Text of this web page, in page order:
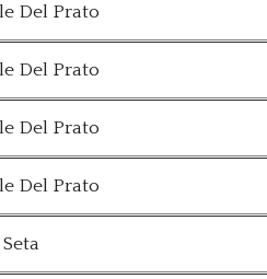
Del Prato
Del Prato
Del Prato
Del Prato